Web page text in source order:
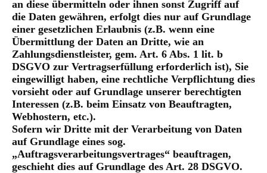
an diese übermitteln oder ihnen sonst Zugriff auf
die Daten gewähren, erfolgt dies nur auf Grundlage
einer gesetzlichen Erlaubnis (z.B. wenn eine
Übermittlung der Daten an Dritte, wie an
Zahlungsdienstleister, gem. Art. 6 Abs. 1 lit. b
DSGVO zur Vertragserfüllung erforderlich ist), Sie
eingewilligt haben, eine rechtliche Verpflichtung dies
vorsieht oder auf Grundlage unserer berechtigten
Interessen (z.B. beim Einsatz von Beauftragten,
Webhostern, etc.).
Sofern wir Dritte mit der Verarbeitung von Daten
auf Grundlage eines sog.
„Auftragsverarbeitungsvertrages“ beauftragen,
geschieht dies auf Grundlage des Art. 28 DSGVO.